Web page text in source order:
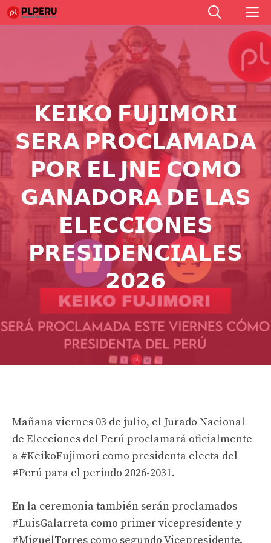
Saltar
al
𝗞𝗘𝗜𝗞𝗢 𝗙𝗨𝗝𝗜𝗠𝗢𝗥𝗜
𝗦𝗘𝗥𝗔 𝗣𝗥𝗢𝗖𝗟𝗔𝗠𝗔𝗗𝗔
𝗣𝗢𝗥 𝗘𝗟 𝗝𝗡𝗘 𝗖𝗢𝗠𝗢
𝗚𝗔𝗡𝗔𝗗𝗢𝗥𝗔 𝗗𝗘 𝗟𝗔𝗦
𝗘𝗟𝗘𝗖𝗖𝗜𝗢𝗡𝗘𝗦
𝗣𝗥𝗘𝗦𝗜𝗗𝗘𝗡𝗖𝗜𝗔𝗟𝗘𝗦
𝟮𝟬𝟮𝟲
Mañana viernes 03 de julio, el Jurado Nacional
de Elecciones del Perú proclamará oficialmente
a #KeikoFujimori como presidenta electa del
#Perú para el periodo 2026-2031.
En la ceremonia también serán proclamados
#LuisGalarreta como primer vicepresidente y